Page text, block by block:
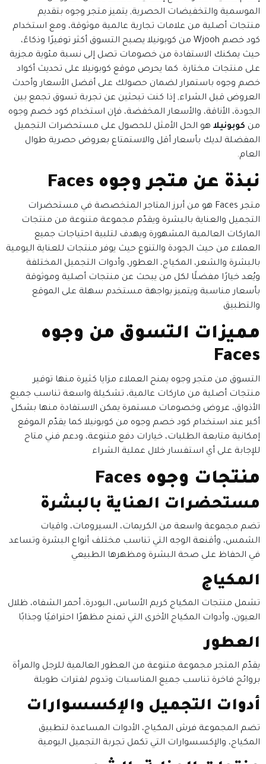
الموسمية والتخفيضات الحصرية, يتميز متجر وجوه بتقديم
منتجات أصلية من علامات تجارية عالمية موثوقة، ومع استخدام
كود خصم Wjooh من كوبونيلا يصبح التسوق أكثر توفيرًا وذكاءً،
حيث يمكنك الاستفادة من خصومات تصل إلى نسبة مئوية مجزية
على منتجات مختارة. كما يحرص موقع كوبونيلا على تحديث أكواد
خصم وجوه باستمرار لضمان حصولك على أفضل الأسعار وأحدث
العروض قبل الشراء, إذا كنت تبحثين عن تجربة تسوق تجمع بين
الجودة، الأناقة، والأسعار المخفضة، فإن استخدام كود خصم وجوه
من كوبونيلا هو الحل الأمثل للحصول على مستحضرات التجميل
المفضلة لديك بأسعار أقل والاستمتاع بعروض حصرية طوال
العام.
نبذة عن متجر وجوه Faces
متجر Faces هو من أبرز المتاجر المتخصصة في مستحضرات
التجميل والعناية بالبشرة ويقدّم مجموعة متنوعة من منتجات
الماركات العالمية المشهورة ويهدف لتلبية احتياجات جميع
العملاء من حيث الجودة والتنوع حيث يوفر منتجات للعناية اليومية
بالبشرة والشعر، المكياج، العطور، وأدوات التجميل المختلفة
ويُعد خيارًا مفضلًا لكل من يبحث عن منتجات أصلية وموثوقة
بأسعار مناسبة ويتميز بواجهة مستخدم سهلة على الموقع
والتطبيق
مميزات التسوق من وجوه
Faces
التسوق من متجر وجوه يمنح العملاء مزايا كثيرة منها توفير
منتجات أصلية من ماركات عالمية، تشكيلة واسعة تناسب جميع
الأذواق، عروض وخصومات مستمرة يمكن الاستفادة منها بشكل
أكبر عند استخدام كود خصم وجوه من كوبونيلا كما يقدّم الموقع
إمكانية متابعة الطلبات، خيارات دفع متنوعة، ودعم فني متاح
للإجابة على أي استفسار خلال عملية الشراء
منتجات وجوه Faces
مستحضرات العناية بالبشرة
تضم مجموعة واسعة من الكريمات، السيرومات، واقيات
الشمس، وأقنعة الوجه التي تناسب مختلف أنواع البشرة وتساعد
في الحفاظ على صحة البشرة ومظهرها الطبيعي
المكياج
تشمل منتجات المكياج كريم الأساس، البودرة، أحمر الشفاه، ظلال
العيون، وأدوات المكياج الأخرى التي تمنح مظهرًا احترافيًا وجذابًا
العطور
يقدّم المتجر مجموعة متنوعة من العطور العالمية للرجل والمرأة
بروائح فاخرة تناسب جميع المناسبات وتدوم لفترات طويلة
أدوات التجميل والإكسسوارات
تضم المجموعة فرش المكياج، الأدوات المساعدة لتطبيق
المكياج، والإكسسوارات التي تكمل تجربة التجميل اليومية